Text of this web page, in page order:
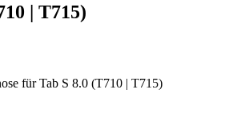
| T715)
für Tab S 8.0 (T710 | T715)